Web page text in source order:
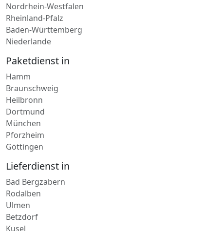
Europa
Bremen
Italien
Nordrhein-Westfalen
Baden-Württemberg
Niederlande
Paketdienst in
Hamm
Braunschweig
Heilbronn
Dortmund
Pforzheim
Göttingen
Lieferdienst in
Bad Bergzabern
Rodalben